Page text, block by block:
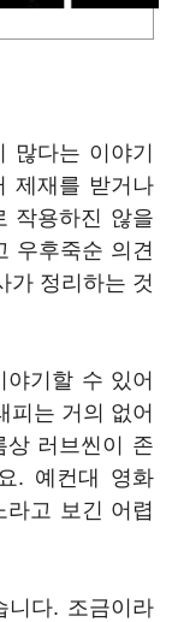
많다는 이야기
제재를 받거나
작용하진 않을
우후죽순 의견
가 정리하는 것
기할 수 있어
피는 거의 없어
러브씬이 존
. 예컨대 영화
라고 보긴 어렵
니다. 조금이라